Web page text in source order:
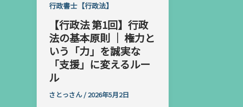
行政書士【行政法】
【行政法 第1回】行政
法の基本原則 ｜ 権力と
いう「力」を誠実な
「支援」に変えるルー
ル
さとっさん/2026年5月2日